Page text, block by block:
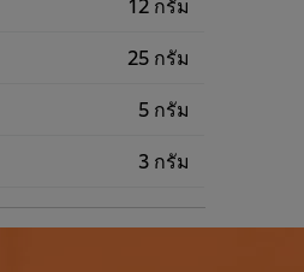
25 กรัม
5 กรัม
3 กรัม